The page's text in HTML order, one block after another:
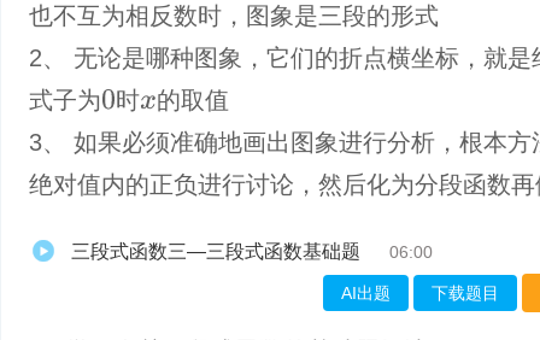
也不互为相反数时，图象是三段的形式
2、 无论是哪种图象，它们的折点横坐标，就是
式子为0 时x 的取值
3、 如果必须准确地画出图象进行分析，根本方
绝对值内的正负进行讨论，然后化为分段函数
三段式函数三—三段式函数基础题 06:00
AI出题 下载题目